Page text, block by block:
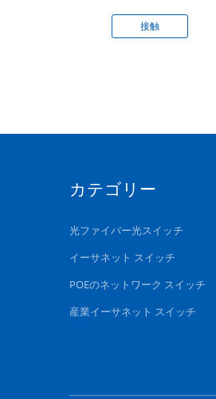
接触
カテゴリー
光ファイバー光スイッチ
イーサネット スイッチ
POEのネットワーク スイッチ
産業イーサネット スイッチ